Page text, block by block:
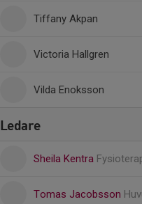
Tiffany Akpan
Victoria Hallgren
Vilda Enoksson
Ledare
Sheila Kentra
Tomas Jacobsson